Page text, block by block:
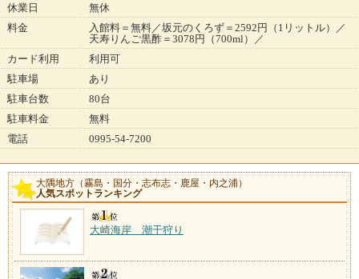
休業日
無休
料金
入館料＝無料／坂元のくろず＝2592円（1リットル）／
天寿りんご黒酢＝3078円（700ml）／
カード利用
利用可
駐車場
あり
駐車台数
80台
駐車料金
無料
電話
0995-54-7200
大隅地方（霧島・国分・志布志・鹿屋・内之浦）
人気スポットランキング
大崎海岸 潮干狩り